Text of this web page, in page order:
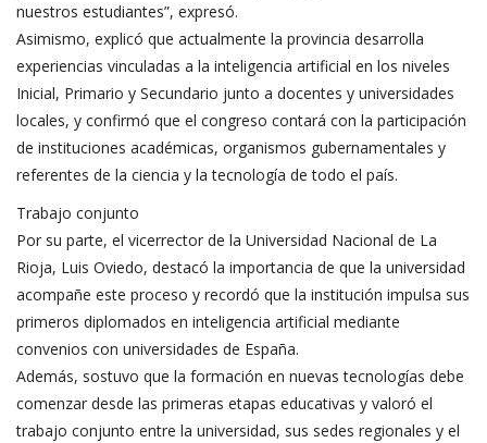
nuestros estudiantes”, expresó.
Asimismo, explicó que actualmente la provincia desarrolla
experiencias vinculadas a la inteligencia artificial en los niveles
Inicial, Primario y Secundario junto a docentes y universidades
locales, y confirmó que el congreso contará con la participación
de instituciones académicas, organismos gubernamentales y
referentes de la ciencia y la tecnología de todo el país.
Trabajo conjunto
Por su parte, el vicerrector de la Universidad Nacional de La
Rioja, Luis Oviedo, destacó la importancia de que la universidad
acompañe este proceso y recordó que la institución impulsa sus
primeros diplomados en inteligencia artificial mediante
convenios con universidades de España.
Además, sostuvo que la formación en nuevas tecnologías debe
comenzar desde las primeras etapas educativas y valoró el
trabajo conjunto entre la universidad, sus sedes regionales y el